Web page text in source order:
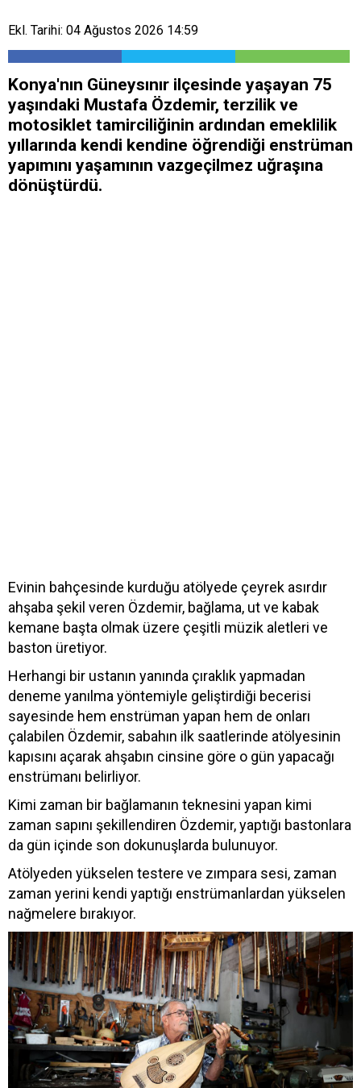
Ekl. Tarihi: 04 Ağustos 2026 14:59
Konya'nın Güneysınır ilçesinde yaşayan 75
yaşındaki Mustafa Özdemir, terzilik ve
motosiklet tamirciliğinin ardından emeklilik
yıllarında kendi kendine öğrendiği enstrüman
yapımını yaşamının vazgeçilmez uğraşına
dönüştürdü.
Evinin bahçesinde kurduğu atölyede çeyrek asırdır
ahşaba şekil veren Özdemir, bağlama, ut ve kabak
kemane başta olmak üzere çeşitli müzik aletleri ve
baston üretiyor.
Herhangi bir ustanın yanında çıraklık yapmadan
deneme yanılma yöntemiyle geliştirdiği becerisi
sayesinde hem enstrüman yapan hem de onları
çalabilen Özdemir, sabahın ilk saatlerinde atölyesinin
kapısını açarak ahşabın cinsine göre o gün yapacağı
enstrümanı belirliyor.
Kimi zaman bir bağlamanın teknesini yapan kimi
zaman sapını şekillendiren Özdemir, yaptığı bastonlara
da gün içinde son dokunuşlarda bulunuyor.
Atölyeden yükselen testere ve zımpara sesi, zaman
zaman yerini kendi yaptığı enstrümanlardan yükselen
nağmelere bırakıyor.